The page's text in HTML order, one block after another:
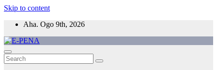
Skip to content
Aha. Ogo 9th, 2026
E-PENA
Berita Digital Terkini